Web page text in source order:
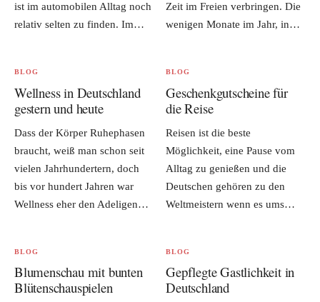
ist im automobilen Alltag noch
relativ selten zu finden. Im…
Zeit im Freien verbringen. Die
wenigen Monate im Jahr, in…
BLOG
Wellness in Deutschland
gestern und heute
Dass der Körper Ruhephasen
braucht, weiß man schon seit
vielen Jahrhundertern, doch
bis vor hundert Jahren war
Wellness eher den Adeligen…
BLOG
Geschenkgutscheine für
die Reise
Reisen ist die beste
Möglichkeit, eine Pause vom
Alltag zu genießen und die
Deutschen gehören zu den
Weltmeistern wenn es ums…
BLOG
Blumenschau mit bunten
Blütenschauspielen
BLOG
Gepflegte Gastlichkeit in
Deutschland